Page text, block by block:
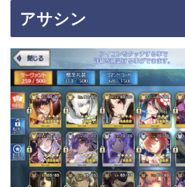
アサシン